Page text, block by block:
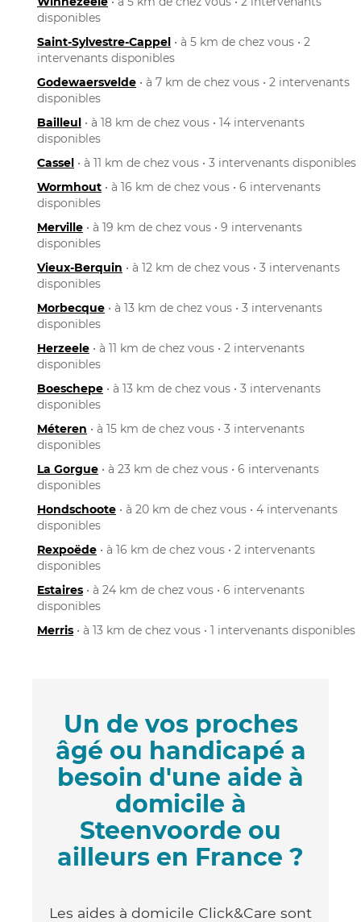
disponibles
Saint-Sylvestre-Cappel • à 5 km de chez vous • 2
intervenants disponibles
Godewaersvelde • à 7 km de chez vous • 2 intervenants
disponibles
Bailleul • à 18 km de chez vous • 14 intervenants
disponibles
Cassel • à 11 km de chez vous • 3 intervenants disponibles
Wormhout • à 16 km de chez vous • 6 intervenants
disponibles
Merville • à 19 km de chez vous • 9 intervenants
disponibles
Vieux-Berquin • à 12 km de chez vous • 3 intervenants
disponibles
Morbecque • à 13 km de chez vous • 3 intervenants
disponibles
Herzeele • à 11 km de chez vous • 2 intervenants
disponibles
Boeschepe • à 13 km de chez vous • 3 intervenants
disponibles
Méteren • à 15 km de chez vous • 3 intervenants
disponibles
La Gorgue • à 23 km de chez vous • 6 intervenants
disponibles
Hondschoote • à 20 km de chez vous • 4 intervenants
disponibles
Rexpoëde • à 16 km de chez vous • 2 intervenants
disponibles
Estaires • à 24 km de chez vous • 6 intervenants
disponibles
Merris • à 13 km de chez vous • 1 intervenants disponibles
Un de vos proches
âgé ou handicapé a
besoin d'une aide à
domicile à
Steenvoorde ou
ailleurs en France ?
Les aides à domicile Click&Care sont